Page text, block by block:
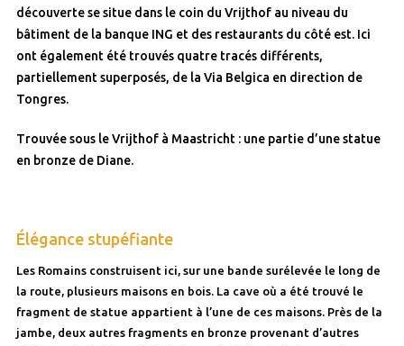
découverte se situe dans le coin du Vrijthof au niveau du
bâtiment de la banque ING et des restaurants du côté est. Ici
ont également été trouvés quatre tracés différents,
partiellement superposés, de la Via Belgica en direction de
Tongres.
Trouvée sous le Vrijthof à Maastricht : une partie d’une statue
en bronze de Diane.
Élégance stupéfiante
Les Romains construisent ici, sur une bande surélevée le long de
la route, plusieurs maisons en bois. La cave où a été trouvé le
fragment de statue appartient à l’une de ces maisons. Près de la
jambe, deux autres fragments en bronze provenant d’autres